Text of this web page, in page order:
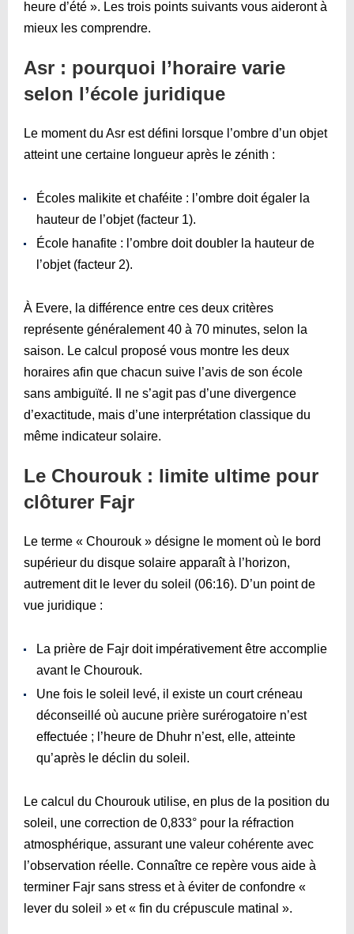
heure d’été ». Les trois points suivants vous aideront à
mieux les comprendre.
Asr : pourquoi l’horaire varie
selon l’école juridique
Le moment du Asr est défini lorsque l’ombre d’un objet
atteint une certaine longueur après le zénith :
Écoles malikite et chaféite : l’ombre doit égaler la
hauteur de l’objet (facteur 1).
École hanafite : l’ombre doit doubler la hauteur de
l’objet (facteur 2).
À Evere, la différence entre ces deux critères
représente généralement 40 à 70 minutes, selon la
saison. Le calcul proposé vous montre les deux
horaires afin que chacun suive l’avis de son école
sans ambiguïté. Il ne s’agit pas d’une divergence
d’exactitude, mais d’une interprétation classique du
même indicateur solaire.
Le Chourouk : limite ultime pour
clôturer Fajr
Le terme « Chourouk » désigne le moment où le bord
supérieur du disque solaire apparaît à l’horizon,
autrement dit le lever du soleil (06:16). D’un point de
vue juridique :
La prière de Fajr doit impérativement être accomplie
avant le Chourouk.
Une fois le soleil levé, il existe un court créneau
déconseillé où aucune prière surérogatoire n’est
effectuée ; l’heure de Dhuhr n’est, elle, atteinte
qu’après le déclin du soleil.
Le calcul du Chourouk utilise, en plus de la position du
soleil, une correction de 0,833° pour la réfraction
atmosphérique, assurant une valeur cohérente avec
l’observation réelle. Connaître ce repère vous aide à
terminer Fajr sans stress et à éviter de confondre «
lever du soleil » et « fin du crépuscule matinal ».